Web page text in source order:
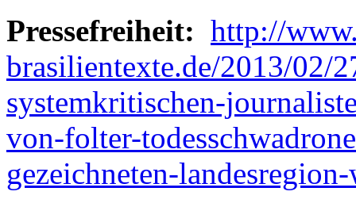
Pressefreiheit: http://
brasilientexte.de/2013/02/
systemkritischen-
von-folter-
gezeichneten-